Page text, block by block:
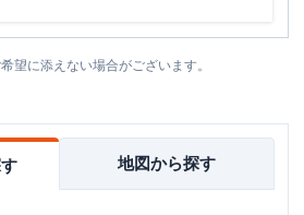
望に添えない場合がございます。
地図から探す